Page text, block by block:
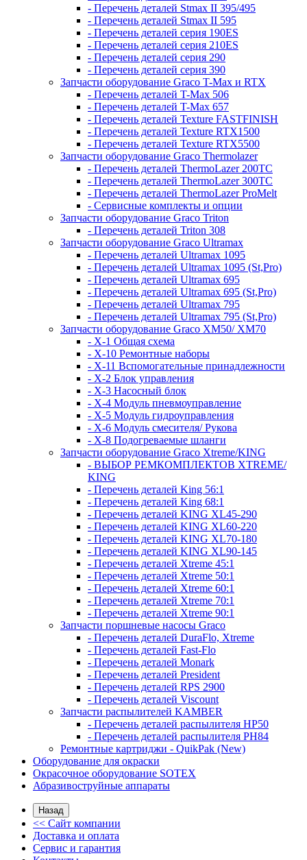
- Перечень деталей Stmax II 395/495
- Перечень деталей Stmax II 595
- Перечень деталей серия 190ES
- Перечень деталей серия 210ES
- Перечень деталей серия 290
- Перечень деталей серия 390
Запчасти оборудование Graco T-Max и RTX
- Перечень деталей T-Max 506
- Перечень деталей T-Max 657
- Перечень деталей Texture FASTFINISH
- Перечень деталей Texture RTX1500
- Перечень деталей Texture RTX5500
Запчасти оборудование Graco Thermolazer
- Перечень деталей ThermoLazer 200TC
- Перечень деталей ThermoLazer 300TC
- Перечень деталей ThermoLazer ProMelt
- Сервисные комплекты и опции
Запчасти оборудование Graco Triton
- Перечень деталей Triton 308
Запчасти оборудование Graco Ultramax
- Перечень деталей Ultramax 1095
- Перечень деталей Ultramax 1095 (St,Pro)
- Перечень деталей Ultramax 695
- Перечень деталей Ultramax 695 (St,Pro)
- Перечень деталей Ultramax 795
- Перечень деталей Ultramax 795 (St,Pro)
Запчасти оборудование Graco XM50/ XM70
- X-1 Общая схема
- X-10 Ремонтные наборы
- X-11 Вспомогательные принадлежности
- X-2 Блок управления
- X-3 Насосный блок
- X-4 Модуль пневмоуправление
- X-5 Модуль гидроуправления
- X-6 Модуль смесителя/ Рукова
- X-8 Подогреваемые шланги
Запчасти оборудование Graco Xtreme/KING
- ВЫБОР РЕМКОМПЛЕКТОВ XTREME/
KING
- Перечень деталей King 56:1
- Перечень деталей King 68:1
- Перечень деталей KING XL45-290
- Перечень деталей KING XL60-220
- Перечень деталей KING XL70-180
- Перечень деталей KING XL90-145
- Перечень деталей Xtreme 45:1
- Перечень деталей Xtreme 50:1
- Перечень деталей Xtreme 60:1
- Перечень деталей Xtreme 70:1
- Перечень деталей Xtreme 90:1
Запчасти поршневые насосы Graco
- Перечень деталей DuraFlo, Xtreme
- Перечень деталей Fast-Flo
- Перечень деталей Monark
- Перечень деталей President
- Перечень деталей RPS 2900
- Перечень деталей Viscount
Запчасти распылителей KAMBER
- Перечень деталей распылителя HP50
- Перечень деталей распылителя PH84
Ремонтные картриджи - QuikPak (New)
Оборудование для окраски
Окрасочное оборудование SOTEX
Абразивоструйные аппараты
Назад
<< Сайт компании
Доставка и оплата
Сервис и гарантия